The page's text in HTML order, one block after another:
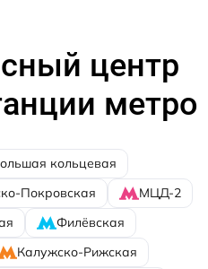
центр
метро
кольцевая
Покровская
МЦД-2
Филёвская
Калужско-Рижская